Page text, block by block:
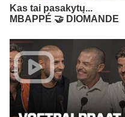
Kas tai pasakytų...
MBAPPÉ 🤝 DIOMANDE